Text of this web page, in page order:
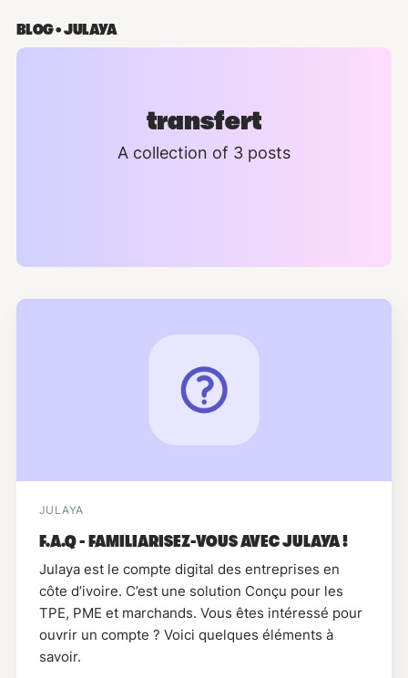
BLOG • JULAYA
transfert
A collection of 3 posts
JULAYA
F.A.Q - FAMILIARISEZ-VOUS AVEC JULAYA !
Julaya est le compte digital des entreprises en
côte d’ivoire. C’est une solution Conçu pour les
TPE, PME et marchands. Vous êtes intéressé pour
ouvrir un compte ? Voici quelques éléments à
savoir.